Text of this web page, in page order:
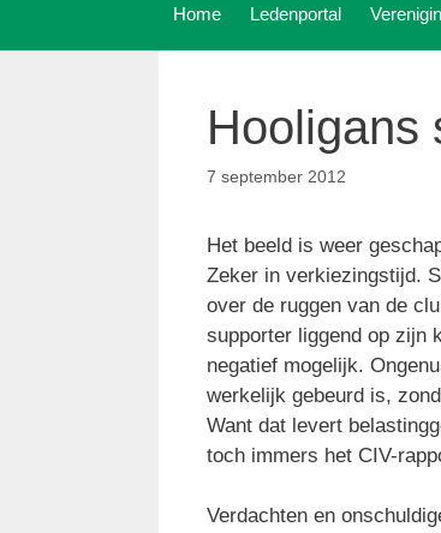
Home Ledenportal
Hooligans
7 september 2012
Het beeld is weer
Zeker in verkiezingstijd.
over de ruggen van de
supporter liggend op zijn
negatief mogelijk.
werkelijk gebeurd is,
Want dat levert
toch immers het CIV-
Verdachten en